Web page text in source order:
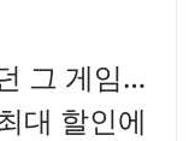
그 게임…
대 할인에